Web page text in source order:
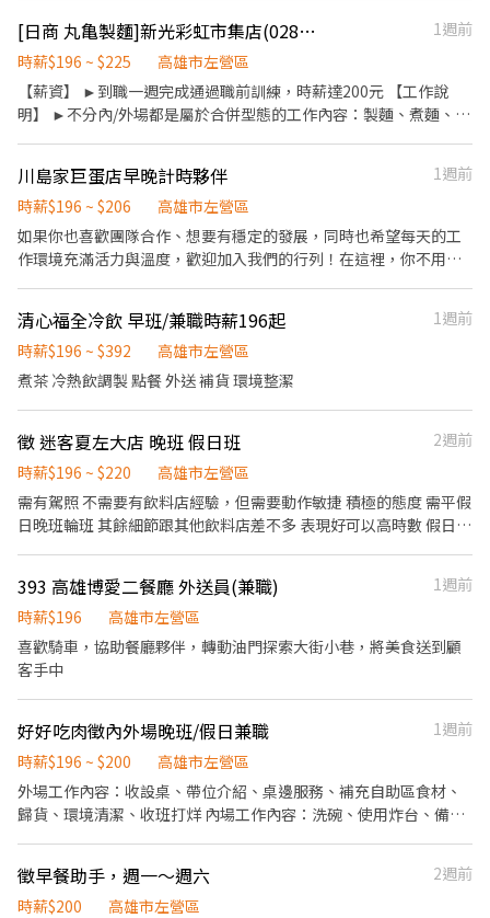
備料 6、整潔門市環境與餐具保養
[日商 丸亀製麵]新光彩虹市集店(028)-長期兼職夥伴/廚助/工讀生/彈性排班
1週前
時薪$196 ~ $225
高雄市左營區
【薪資】 ►到職一週完成通過職前訓練，時薪達200元 【工作說
明】 ►不分內/外場都是屬於合併型態的工作內容：製麵、煮麵、製
時請於主管確認排班時間） 【薪資福利】 1. 提供員工餐 2. 國定假日
雙倍薪 3. 提供優秀同仁績效獎金 4. 久任獎金 5. 生日禮卷 6. 滿年資
享特休假 7.福委會福利補助 ★★多項福利歡迎您加入我們★★ 總是
提供好吃日式餐飲的公司 台灣東利多(丸亀製麵)
川島家巨蛋店早晚計時夥伴
1週前
時薪$196 ~ $206
高雄市左營區
如果你也喜歡團隊合作、想要有穩定的發展，同時也希望每天的工
作環境充滿活力與溫度，歡迎加入我們的行列！在這裡，你不用只
器具清潔 （有相關經驗或廚藝經驗佳） ⏳為什麼加入我們？ ✅ 友善
團隊：熱情有活力，互相幫助，絕不甩鍋！ ✅ 穩定收入：依能力不
定期調薪，表現優秀還有獎金！ ✅ 工作氛圍佳：我們不嘻嘻哈哈，
入我們的行列！ *依照技能加給固定調時薪* 上班時段 早班08：
30~13：30 晚班16：00～20：00
清心福全冷飲 早班/兼職時薪196起
1週前
時薪$196 ~ $392
高雄市左營區
煮茶 冷熱飲調製 點餐 外送 補貨 環境整潔
徵 迷客夏左大店 晚班 假日班
2週前
時薪$196 ~ $220
高雄市左營區
需有駕照 不需要有飲料店經驗，但需要動作敏捷 積極的態度 需平假
日晚班輪班 其餘細節跟其他飲料店差不多 表現好可以高時數 假日需
393 高雄博愛二餐廳 外送員(兼職)
1週前
時薪$196
高雄市左營區
喜歡騎車，協助餐廳夥伴，轉動油門探索大街小巷，將美食送到顧
客手中
好好吃肉徵內外場晚班/假日兼職
1週前
時薪$196 ~ $200
高雄市左營區
外場工作內容：收設桌、帶位介紹、桌邊服務、補充自助區食材、
歸貨、環境清潔、收班打烊 內場工作內容：洗碗、使用炸台、備
聚餐 、業績獎金 上班時間： 18:00～23:00 月休：8-10天 假日需可
以配合排班 🈲短期🈲短期 僅徵長期～
徵早餐助手，週一～週六
2週前
時薪$200
高雄市左營區